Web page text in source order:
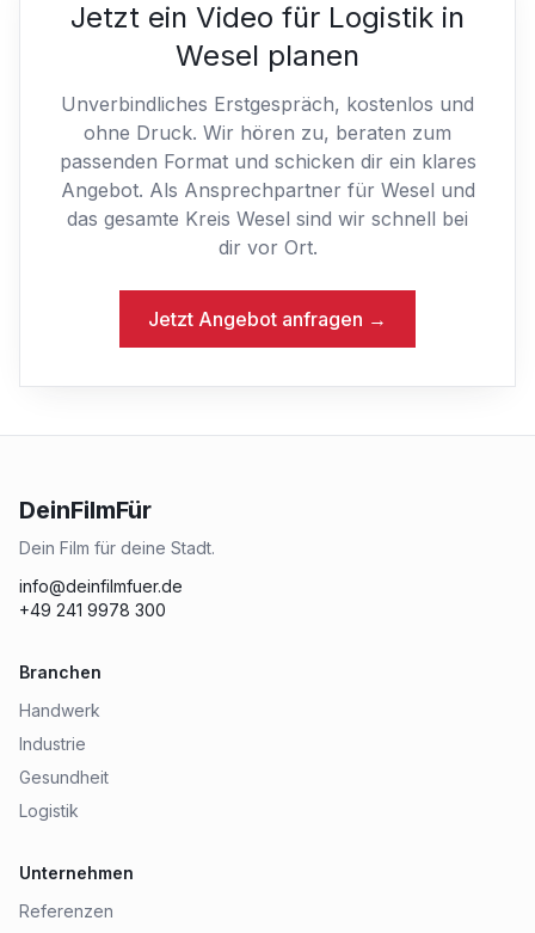
Jetzt ein Video für Logistik in
Wesel planen
Unverbindliches Erstgespräch, kostenlos und
ohne Druck. Wir hören zu, beraten zum
passenden Format und schicken dir ein klares
Angebot. Als Ansprechpartner für Wesel und
das gesamte Kreis Wesel sind wir schnell bei
dir vor Ort.
Jetzt Angebot anfragen →
DeinFilmFür
Dein Film für deine Stadt.
info@deinfilmfuer.de
+49 241 9978 300
Branchen
Handwerk
Industrie
Gesundheit
Logistik
Unternehmen
Referenzen